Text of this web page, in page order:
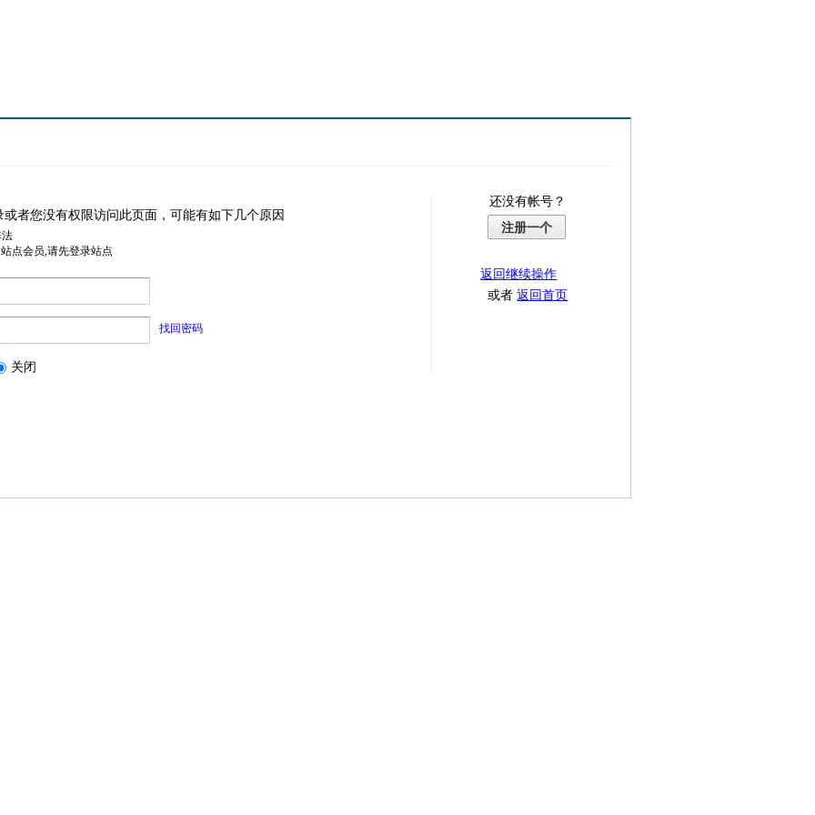
或者您没有权限访问此页面，可能有如下几个原因
点会员,请先登录站点
找回密码
关闭
还没有帐号？
注册一个
返回继续操作
或者返回首页